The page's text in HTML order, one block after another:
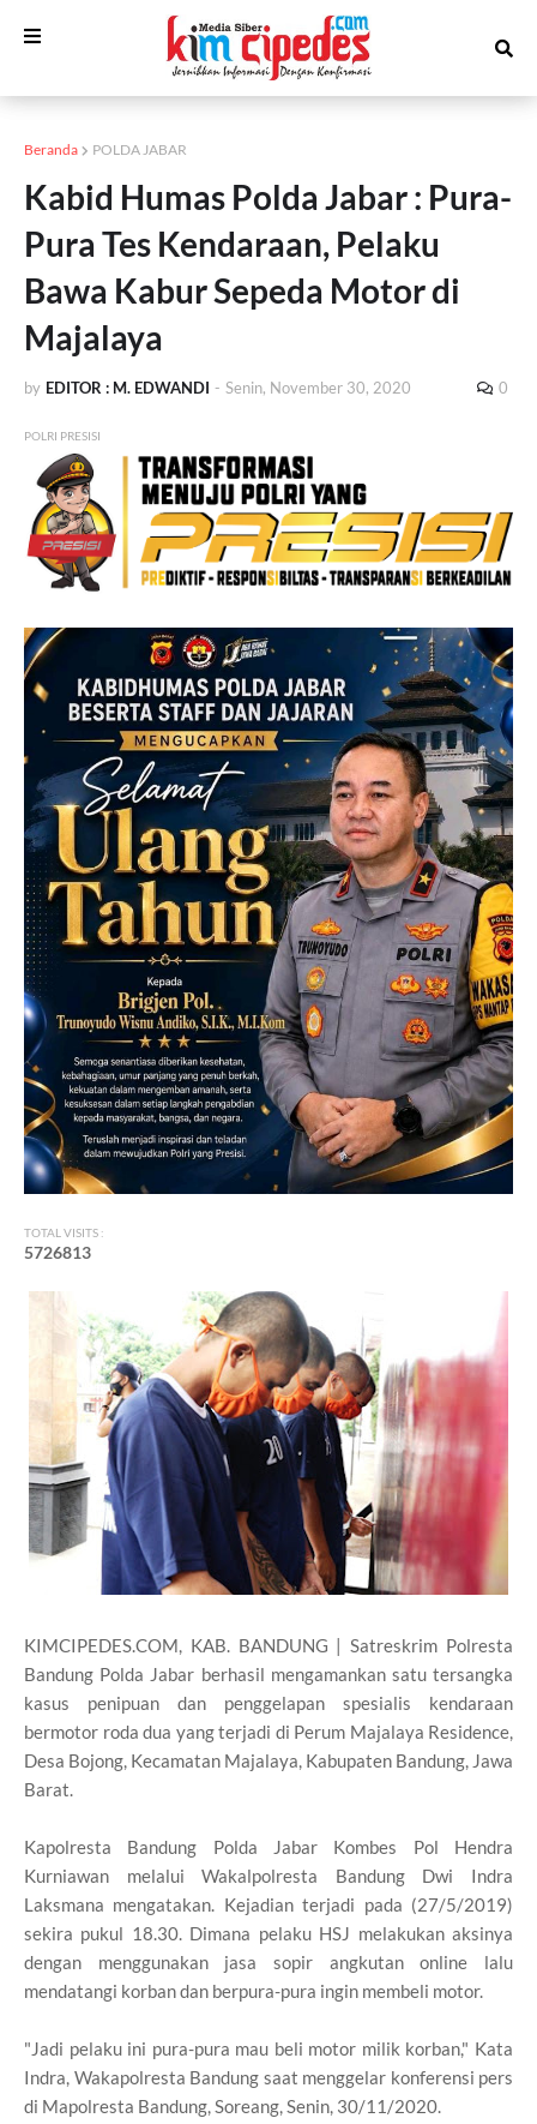
Beranda POLDA JABAR
Kabid Humas Polda Jabar : Pura-
Pura Tes Kendaraan, Pelaku
Bawa Kabur Sepeda Motor di
Majalaya
by EDITOR : M. EDWANDI - Senin, November 30, 2020 0
POLRI PRESISI
TOTAL VISITS :
5726813
KIMCIPEDES.COM, KAB. BANDUNG | Satreskrim Polresta
Bandung Polda Jabar berhasil mengamankan satu tersangka
kasus penipuan dan penggelapan spesialis kendaraan
bermotor roda dua yang terjadi di Perum Majalaya Residence,
Desa Bojong, Kecamatan Majalaya, Kabupaten Bandung, Jawa
Barat.
Kapolresta Bandung Polda Jabar Kombes Pol Hendra
Kurniawan melalui Wakalpolresta Bandung Dwi Indra
Laksmana mengatakan. Kejadian terjadi pada (27/5/2019)
sekira pukul 18.30. Dimana pelaku HSJ melakukan aksinya
dengan menggunakan jasa sopir angkutan online lalu
mendatangi korban dan berpura-pura ingin membeli motor.
"Jadi pelaku ini pura-pura mau beli motor milik korban," Kata
Indra, Wakapolresta Bandung saat menggelar konferensi pers
di Mapolresta Bandung, Soreang, Senin, 30/11/2020.